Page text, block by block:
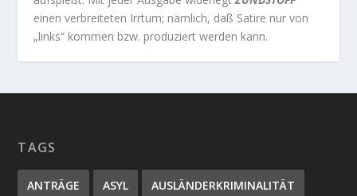
einen verbreiteten Irrtum; nämlich, daß Satire nur von
„links“ kommen bzw. produziert werden kann.
TAGS
ANTRÄGE ASYL AUSLÄNDERKRIMINALITÄT